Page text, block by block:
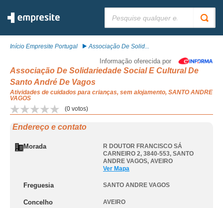
Início Empresite Portugal Associação De Solid...
Informação oferecida por
Associação De Solidariedade Social E Cultural De
Santo André De Vagos
Atividades de cuidados para crianças, sem alojamento, SANTO ANDRE
VAGOS
(0 votos)
Endereço e contato
Morada
R DOUTOR FRANCISCO SÁ
CARNEIRO 2, 3840-553, SANTO
ANDRE VAGOS, AVEIRO
Ver Mapa
Freguesia SANTO ANDRE VAGOS
Concelho AVEIRO